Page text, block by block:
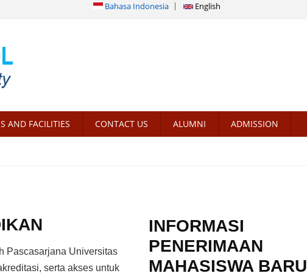
Bahasa Indonesia English
AND FACILITIES CONTACT US ALUMNI ADMISSION
Pascasarjana Universitas
serta akses untuk
INFORMASI
PENERIMAAN
MAHASISWA BARU